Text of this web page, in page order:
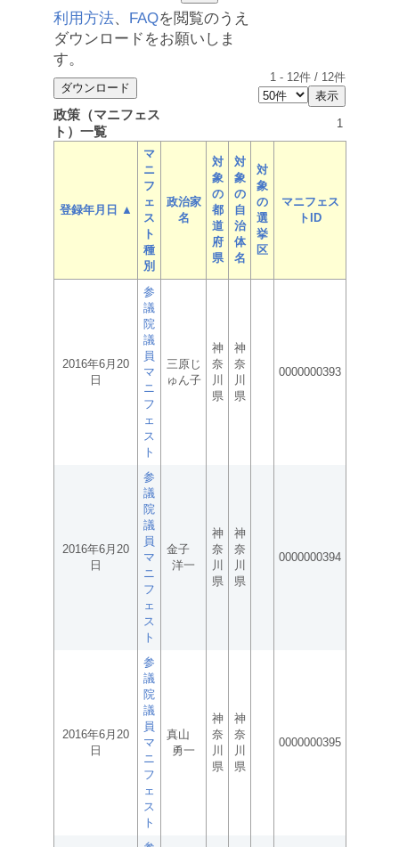
利用方法、 FAQを閲覧のうえ
ダウンロードをお願いしま
す。
1 - 12件 / 12件
政策（マニフェス
ト）一覧
1
登録年月日 ▲
マ
ニ
フ
ェ
ス
ト
種
別
政治家
名
対
象
の
都
道
府
県
対
象
の
自
治
体
名
対
象
の
選
挙
区
マニフェス
トID
2016年6月20
日
参
議
院
議
員
マ
ニ
フ
ェ
ス
ト
三原じ
ゅん子
神
奈
川
県
神
奈
川
県
0000000393
2016年6月20
日
参
議
院
議
員
マ
ニ
フ
ェ
ス
ト
金子
洋一
神
奈
川
県
神
奈
川
県
0000000394
2016年6月20
日
参
議
院
議
員
マ
ニ
フ
ェ
ス
ト
真山
勇一
神
奈
川
県
神
奈
川
県
0000000395